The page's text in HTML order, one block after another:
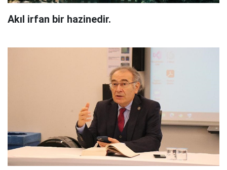
Akıl irfan bir hazinedir.